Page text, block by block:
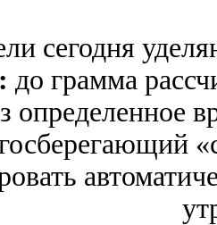
сегодня
до грамма
определенное